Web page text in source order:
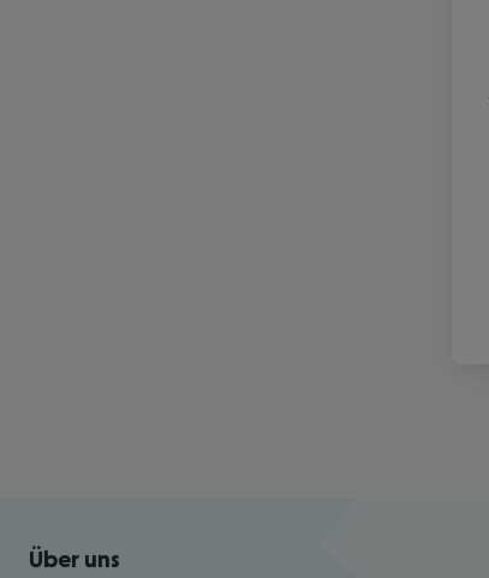
Footer navigation
Über uns